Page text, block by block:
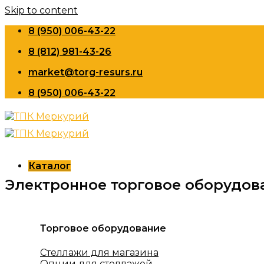
Skip to content
8 (950) 006-43-22
8 (812) 981-43-26
market@torg-resurs.ru
8 (950) 006-43-22
Каталог
Торговое оборудование
Стеллажи для магазина
Электронное торговое